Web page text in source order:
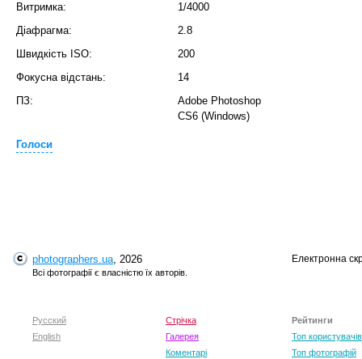
Витримка:
1/4000
Діафрагма:
2.8
Швидкість ISO:
200
Фокусна відстань:
14
ПЗ:
Adobe Photoshop
CS6 (Windows)
Голоси
photographers.ua, 2026
Всі фотографії є власністю їх авторів.
Електронна
Русский
English
Стрічка
Галерея
Коментарі
Рейтинги
Топ користувачів
Топ фотографій